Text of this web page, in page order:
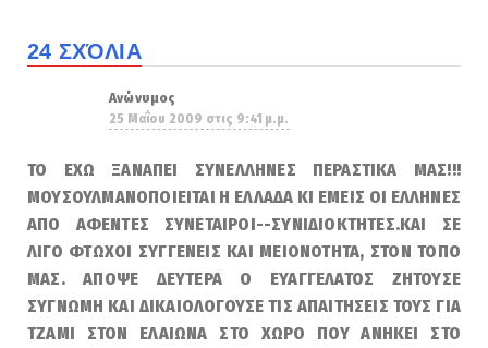
24 ΣΧΌΛΙΑ
Ανώνυμος
25 Μαΐου 2009 στις 9:41 μ.μ.
ΤΟ ΕΧΩ ΞΑΝΑΠΕΙ ΣΥΝΕΛΛΗΝΕΣ ΠΕΡΑΣΤΙΚΑ ΜΑΣ!!!
ΜΟΥΣΟΥΛΜΑΝΟΠΟΙΕΙΤΑΙ Η ΕΛΛΑΔΑ ΚΙ ΕΜΕΙΣ ΟΙ ΕΛΛΗΝΕΣ
ΑΠΟ ΑΦΕΝΤΕΣ ΣΥΝΕΤΑΙΡΟΙ--ΣΥΝΙΔΙΟΚΤΗΤΕΣ.ΚΑΙ ΣΕ
ΛΙΓΟ ΦΤΩΧΟΙ ΣΥΓΓΕΝΕΙΣ ΚΑΙ ΜΕΙΟΝΟΤΗΤΑ, ΣΤΟΝ ΤΟΠΟ
ΜΑΣ. ΑΠΟΨΕ ΔΕΥΤΕΡΑ Ο ΕΥΑΓΓΕΛΑΤΟΣ ΖΗΤΟΥΣΕ
ΣΥΓΝΩΜΗ ΚΑΙ ΔΙΚΑΙΟΛΟΓΟΥΣΕ ΤΙΣ ΑΠΑΙΤΗΣΕΙΣ ΤΟΥΣ ΓΙΑ
ΤΖΑΜΙ ΣΤΟΝ ΕΛΑΙΩΝΑ ΣΤΟ ΧΩΡΟ ΠΟΥ ΑΝΗΚΕΙ ΣΤΟ